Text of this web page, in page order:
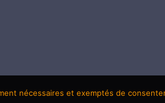
nécessaires et exemptés de